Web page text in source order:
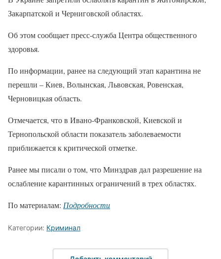
Закарпатской и Черниговской областях.
Об этом сообщает пресс-служба Центра общественного
здоровья.
По информации, ранее на следующий этап карантина не
перешли – Киев, Волынская, Львовская, Ровенская,
Черновицкая область.
Отмечается, что в Ивано-Франковской, Киевской и
Тернопольской области показатель заболеваемости
приближается к критической отметке.
Ранее мы писали о том, что Минздрав дал разрешение на
ослабление карантинных ограничений в трех областях.
По материалам: Подробности
Категории: Криминал